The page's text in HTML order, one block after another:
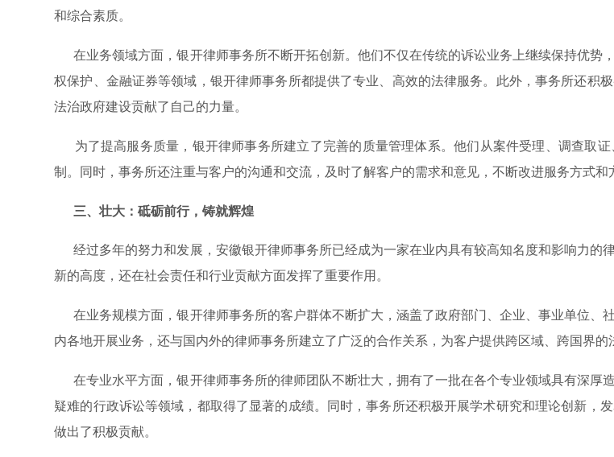
和综合素质。
在业务领域方面，银开律师事务所不断开拓创新。他们不仅在传统的诉讼业务上继续保持优势
权保护、金融证券等领域，银开律师事务所都提供了专业、高效的法律服务。此外，事务所还积
法治政府建设贡献了自己的力量。
为了提高服务质量，银开律师事务所建立了完善的质量管理体系。他们从案件受理、调查取
制。同时，事务所还注重与客户的沟通和交流，及时了解客户的需求和意见，不断改进服务方式和
三、壮大：砥砺前行，铸就辉煌
经过多年的努力和发展，安徽银开律师事务所已经成为一家在业内具有较高知名度和影响力的
新的高度，还在社会责任和行业贡献方面发挥了重要作用。
在业务规模方面，银开律师事务所的客户群体不断扩大，涵盖了政府部门、企业、事业单位、
内各地开展业务，还与国内外的律师事务所建立了广泛的合作关系，为客户提供跨区域、跨国界的
在专业水平方面，银开律师事务所的律师团队不断壮大，拥有了一批在各个专业领域具有深厚
疑难的行政诉讼等领域，都取得了显著的成绩。同时，事务所还积极开展学术研究和理论创新，
做出了积极贡献。